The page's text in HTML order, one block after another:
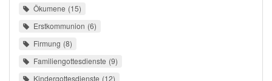
Ökumene 15
Erstkommunion 6
Firmung 8
Familiengottesdienste 9
Kindergottesdienste 12